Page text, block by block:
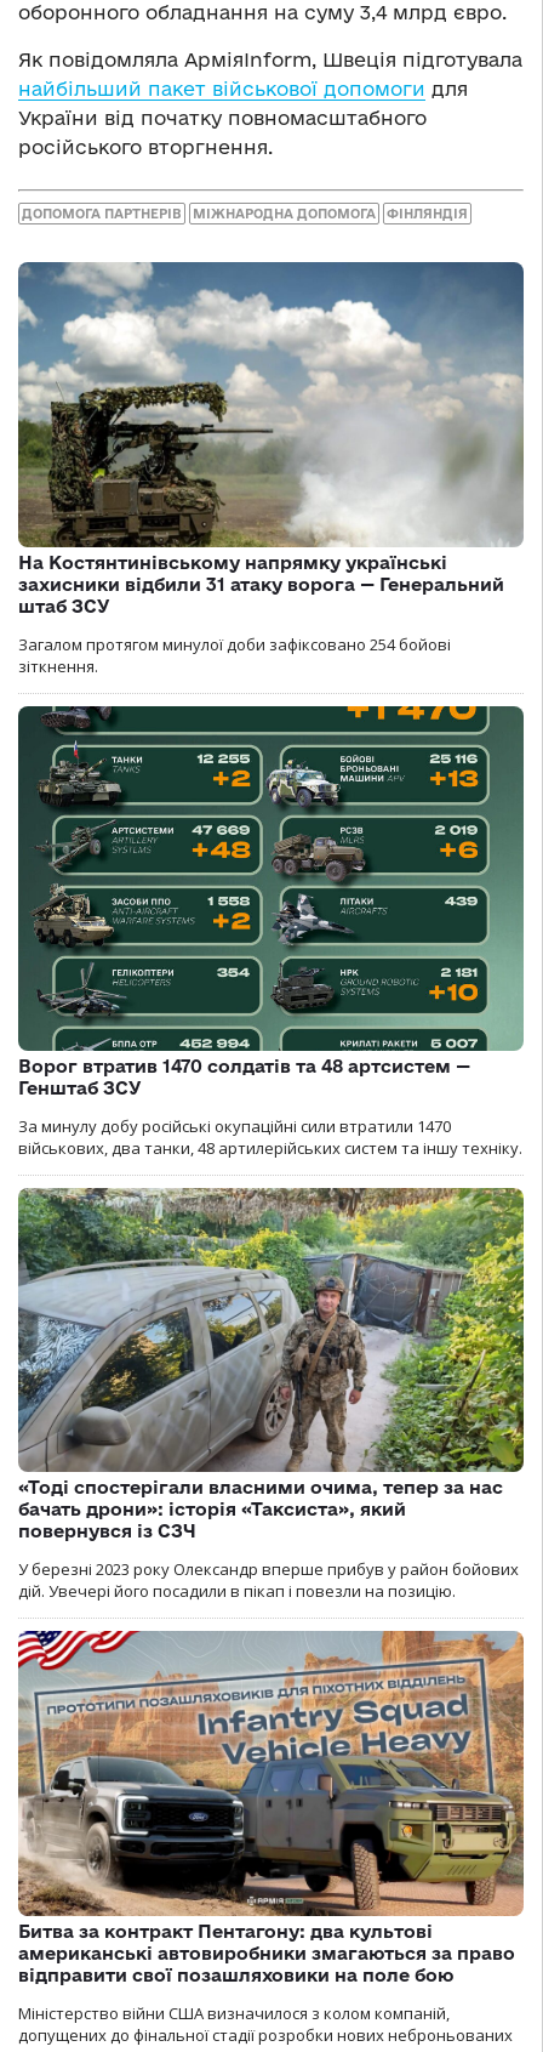
оборонного обладнання на суму 3,4 млрд євро.
Як повідомляла АрміяInform, Швеція підготувала
найбільший пакет військової допомоги для
України від початку повномасштабного
російського вторгнення.
ДОПОМОГА ПАРТНЕРІВ МІЖНАРОДНА ДОПОМОГА ФІНЛЯНДІЯ
На Костянтинівському напрямку українські
захисники відбили 31 атаку ворога — Генеральний
штаб ЗСУ
Загалом протягом минулої доби зафіксовано 254 бойові
зіткнення.
Ворог втратив 1470 солдатів та 48 артсистем —
Генштаб ЗСУ
За минулу добу російські окупаційні сили втратили 1470
військових, два танки, 48 артилерійських систем та іншу техніку.
«Тоді спостерігали власними очима, тепер за нас
бачать дрони»: історія «Таксиста», який
повернувся із СЗЧ
У березні 2023 року Олександр вперше прибув у район бойових
дій. Увечері його посадили в пікап і повезли на позицію.
Битва за контракт Пентагону: два культові
американські автовиробники змагаються за право
відправити свої позашляховики на поле бою
Міністерство війни США визначилося з колом компаній,
допущених до фінальної стадії розробки нових неброньованих